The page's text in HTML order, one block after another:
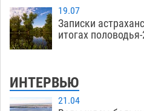
19.07
Записки
итогах
ИНТЕРВЬЮ
21.04